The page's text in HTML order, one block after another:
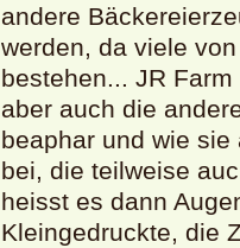
andere
werden, da viele
bestehen... JR
aber auch die
beaphar und wie
bei, die teilweise
heisst es dann
Kleingedruckte, die